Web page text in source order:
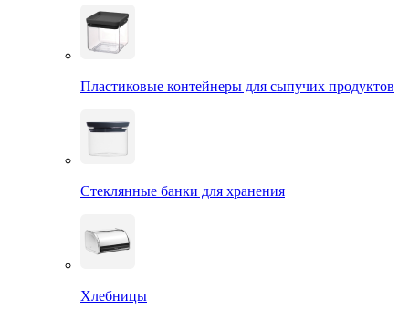
Пластиковые контейнеры для сыпучих продуктов
Стеклянные банки для хранения
Хлебницы